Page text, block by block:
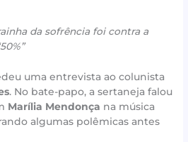
da sofrência foi contra a
uma entrevista ao colunista
. No bate-papo, a sertaneja falou
Marília Mendonça na música
algumas polêmicas antes